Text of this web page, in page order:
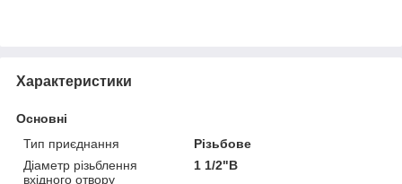
Характеристики
Основні
Тип приєднання
Різьбове
Діаметр різьблення
вхідного отвору
1 1/2"В